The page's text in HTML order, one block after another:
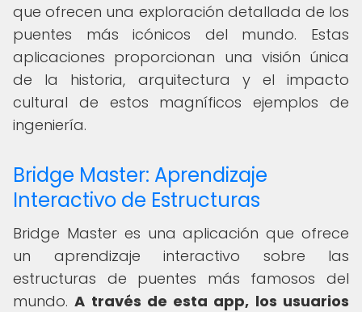
que ofrecen una exploración detallada de los
puentes más icónicos del mundo. Estas
aplicaciones proporcionan una visión única
de la historia, arquitectura y el impacto
cultural de estos magníficos ejemplos de
ingeniería.
Bridge Master: Aprendizaje
Interactivo de Estructuras
Bridge Master es una aplicación que ofrece
un aprendizaje interactivo sobre las
estructuras de puentes más famosos del
mundo.A través de esta app, los usuarios